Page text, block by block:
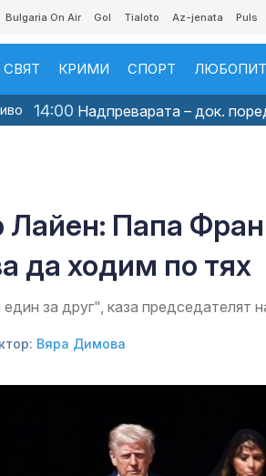
Bulgaria On Air Gol Tialoto Az-jenata Puls
СВЯТ КРИМИ СПОРТ
14:00 Надпреварата – док.
Лайен: Папа
да ходим по тях
за друг", каза председателят
Вяра Димова